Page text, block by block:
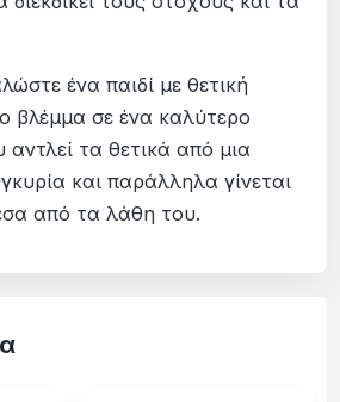
ένα παιδί με θετική
βλέμμα σε ένα καλύτερο
αντλεί τα θετικά από μια
και παράλληλα γίνεται
από τα λάθη του.